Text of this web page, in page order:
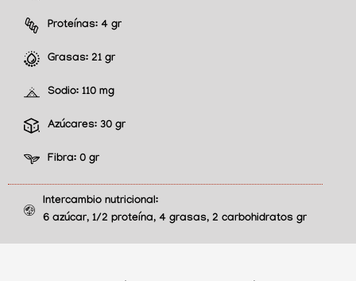
Proteínas: 4 gr
Grasas: 21 gr
Sodio: 110 mg
Azúcares: 30 gr
Fibra: 0 gr
Intercambio nutricional:
6 azúcar, 1/2 proteína, 4 grasas, 2 carbohidratos gr